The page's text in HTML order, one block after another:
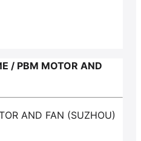
PBM MOTOR AND
AND FAN (SUZHOU)